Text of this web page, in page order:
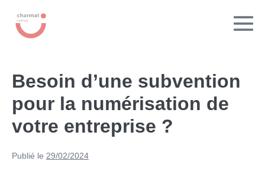
principal
Besoin d’une subvention
pour la numérisation de
votre entreprise ?
Publié le 29/02/2024